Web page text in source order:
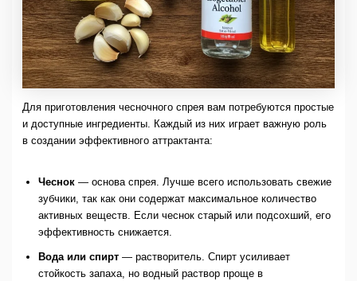
Для приготовления чесночного спрея вам потребуются простые
и доступные ингредиенты. Каждый из них играет важную роль
в создании эффективного аттрактанта:
Чеснок— основа спрея. Лучше всего использовать свежие
зубчики, так как они содержат максимальное количество
активных веществ. Если чеснок старый или подсохший, его
эффективность снижается.
Вода или спирт— растворитель. Спирт усиливает
стойкость запаха, но водный раствор проще в